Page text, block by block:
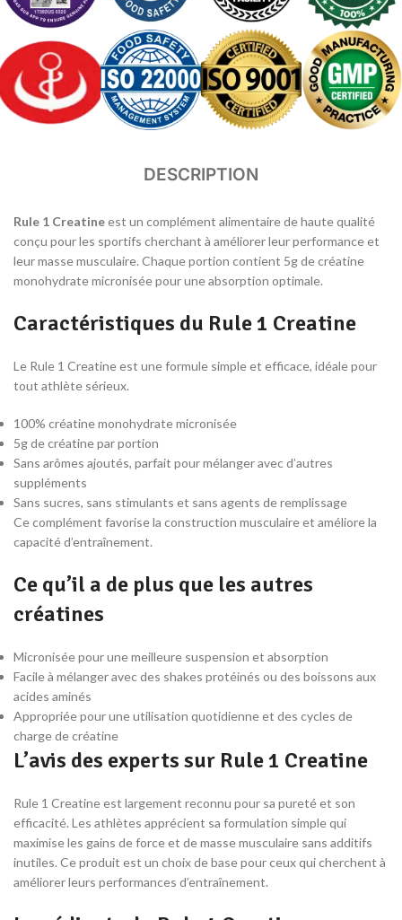
DESCRIPTION
Rule 1 Creatineest un complément alimentaire de haute qualité
conçu pour les sportifs cherchant à améliorer leur performance et
leur masse musculaire. Chaque portion contient 5g de créatine
monohydrate micronisée pour une absorption optimale.
Caractéristiques du Rule 1 Creatine
Le Rule 1 Creatine est une formule simple et efficace, idéale pour
tout athlète sérieux.
100% créatine monohydrate micronisée
5g de créatine par portion
Sans arômes ajoutés, parfait pour mélanger avec d’autres
suppléments
Sans sucres, sans stimulants et sans agents de remplissage
Ce complément favorise la construction musculaire et améliore la
capacité d’entraînement.
Ce qu’il a de plus que les autres
créatines
Micronisée pour une meilleure suspension et absorption
Facile à mélanger avec des shakes protéinés ou des boissons aux
acides aminés
Appropriée pour une utilisation quotidienne et des cycles de
charge de créatine
L’avis des experts sur Rule 1 Creatine
Rule 1 Creatine est largement reconnu pour sa pureté et son
efficacité. Les athlètes apprécient sa formulation simple qui
maximise les gains de force et de masse musculaire sans additifs
inutiles. Ce produit est un choix de base pour ceux qui cherchent à
améliorer leurs performances d’entraînement.